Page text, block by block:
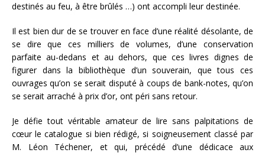
destinés au feu, à être brûlés …) ont accompli leur destinée.
Il est bien dur de se trouver en face d’une réalité désolante, de
se dire que ces milliers de volumes, d’une conservation
parfaite au-dedans et au dehors, que ces livres dignes de
figurer dans la bibliothèque d’un souverain, que tous ces
ouvrages qu’on se serait disputé à coups de bank-notes, qu’on
se serait arraché à prix d’or, ont péri sans retour.
Je défie tout véritable amateur de lire sans palpitations de
cœur le catalogue si bien rédigé, si soigneusement classé par
M. Léon Téchener, et qui, précédé d’une dédicace aux